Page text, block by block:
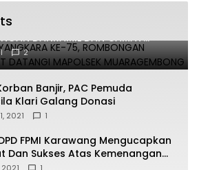
HUT BHAYANGKARA KE-75,
DANRAMIL DAN CAMAT
MAPOLSEK MUARAGEMBONG
2
Banjir, PAC Pemuda
Klari Galang Donasi
2021 1
Dan Sukses Atas Kemenangan
Dayeuhluhur H.Sapin
1